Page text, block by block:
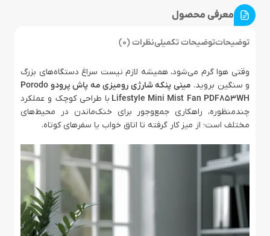
معرفی محصول
توضیحاتتوضیحات تکمیلینظرات (0)
وقتی هوا گرم می‌شود، همیشه لازم نیست سراغ دستگاه‌های بزرگ
و سنگین بروید.
مینی پنکه شارژی رومیزی مه پاش پرودو Porodo
Lifestyle Mini Mist Fan PDF853WH با طراحی کوچک و عملکرد
چندمنظوره، راهکاری جمع‌وجور برای خنک‌ماندن در محیط‌های
مختلف است؛ از میز کار گرفته تا اتاق خواب یا سفرهای کوتاه.